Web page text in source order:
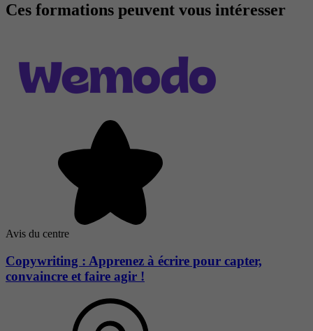
Ces formations peuvent vous intéresser
Avis du centre
Copywriting : Apprenez à écrire pour capter,
convaincre et faire agir !